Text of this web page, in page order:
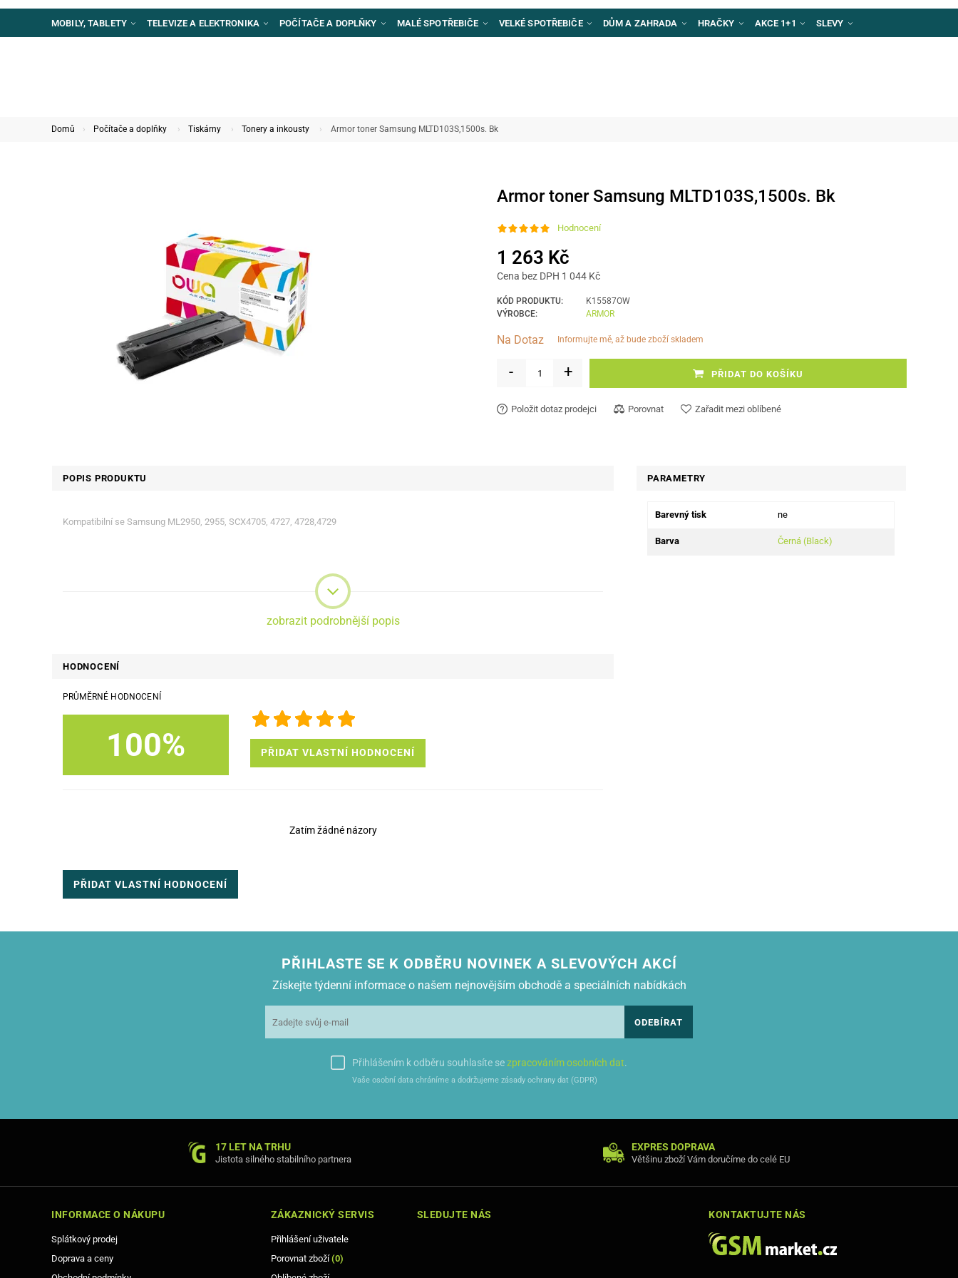
MOBILY, TABLETY TELEVIZE A ELEKTRONIKA POČÍTAČE A DOPLŇKY MALÉ SPOTŘEBIČE VELKÉ SPOTŘEBIČE DŮM A ZAHRADA HRAČKY AKCE 1+1 SLEVY
Domů Počítače a doplňky Tiskárny Tonery a inkousty Armor toner Samsung MLTD103S,1500s. Bk
Armor toner Samsung MLTD103S,1500s. Bk
Hodnocení
1 263 Kč
Cena bez DPH 1 044 Kč
KÓD PRODUKTU:
K15587OW
VÝROBCE:
ARMOR
Na Dotaz informujte mě, až bude zboží skladem
- + PŘIDAT DO KOŠÍKU
Položit dotaz prodejci Porovnat Zařadit mezi oblíbené
POPIS PRODUKTU
Kompatibilní se Samsung ML2950, 2955, SCX4705, 4727, 4728,4729
zobrazit podrobnější popis
PARAMETRY
Barevný tisk ne
Barva Černá (Black)
HODNOCENÍ
PRŮMĚRNÉ HODNOCENÍ
100% PŘIDAT VLASTNÍ HODNOCENÍ
Zatím žádné názory
PŘIDAT VLASTNÍ HODNOCENÍ
PŘIHLASTE SE K ODBĚRU NOVINEK A SLEVOVÝCH AKCÍ
Získejte týdenní informace o našem nejnovějším obchodě a speciálních nabídkách
ODEBÍRAT
Přihlášením k odběru souhlasíte sezpracováním osobních dat.
Vaše osobní data chráníme a dodržujeme zásady ochrany dat (GDPR)
17 LET NA TRHU
Jistota silného stabilního partnera
EXPRES DOPRAVA
Většinu zboží Vám doručíme do celé EU
INFORMACE O NÁKUPU
Splátkový prodej
Doprava a ceny
ZÁKAZNICKÝ SERVIS
Přihlášení uživatele
Porovnat zboží(0)
SLEDUJTE NÁS KONTAKTUJTE NÁS